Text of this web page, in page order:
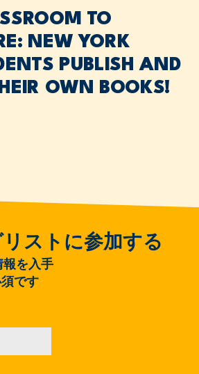
TO
NEW YORK
PUBLISH AND
OWN BOOKS!
ストに参加する
を入手
です